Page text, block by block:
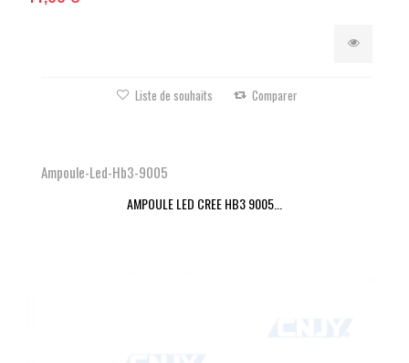
Liste de souhaits Comparer
Ampoule-Led-Hb3-9005
AMPOULE LED CREE HB3 9005...